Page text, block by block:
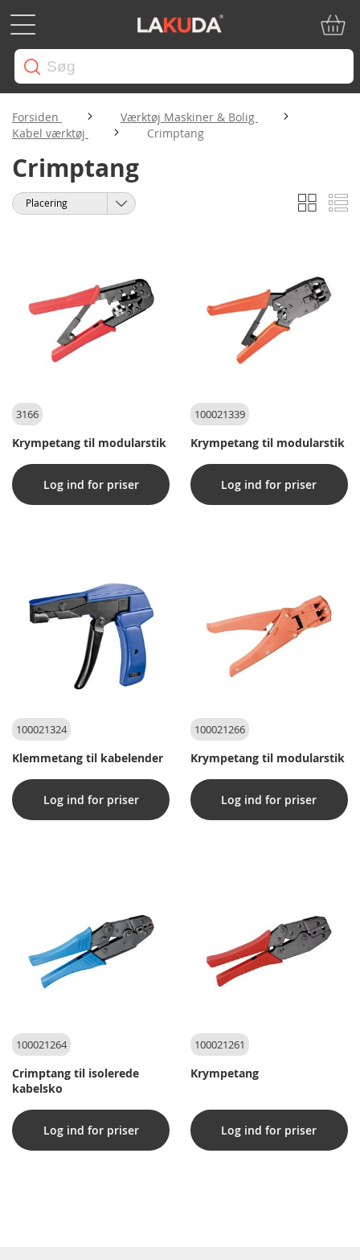
Forsiden
Værktøj Maskiner & Bolig
Kabel værktøj
Crimptang
Crimptang
Vis
som
Gitter
Sorter
3166
Krympetang til modularstik
Log ind for priser
100021339
Krympetang til modularstik
Log ind for priser
100021324
Klemmetang til kabelender
Log ind for priser
100021266
Krympetang til modularstik
Log ind for priser
100021264
Crimptang til isolerede
kabelsko
Log ind for priser
100021261
Krympetang
Log ind for priser